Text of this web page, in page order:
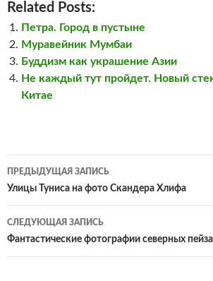
Related Posts:
Петра. Город в пустыне
Муравейник Мумбаи
Буддизм как украшение Азии
Не каждый тут пройдет. Новый
Китае
Навигация
по
записям
ПРЕДЫДУЩАЯ ЗАПИСЬ
Улицы Туниса на фото Скандера Хлифа
СЛЕДУЮЩАЯ ЗАПИСЬ
Фантастические фотографии северных